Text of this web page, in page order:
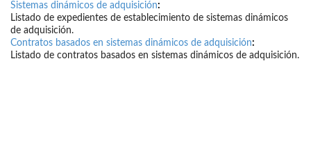
Sistemas dinámicos de adquisición:
Listado de expedientes de establecimiento de sistemas dinámicos
de adquisición.
Contratos basados en sistemas dinámicos de adquisición:
Listado de contratos basados en sistemas dinámicos de adquisición.